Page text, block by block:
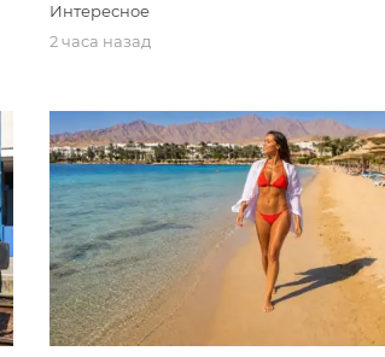
Интересное
2 часа назад